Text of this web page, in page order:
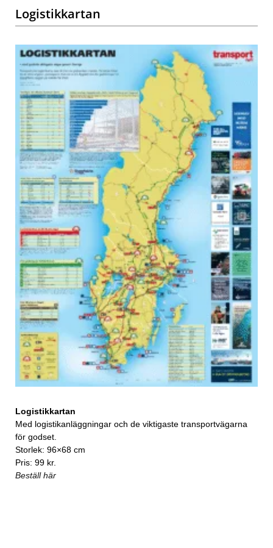
Logistikkartan
Logistikkartan
Med logistikanläggningar och de viktigaste transportvägarna
för godset.
Storlek: 96×68 cm
Pris: 99 kr.
Beställ här